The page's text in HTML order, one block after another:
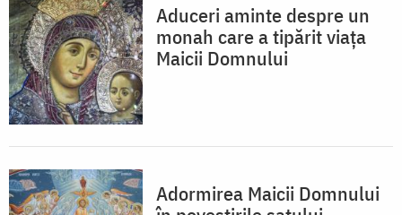
Aduceri aminte despre un
monah care a tipărit viața
Maicii Domnului
Adormirea Maicii Domnului